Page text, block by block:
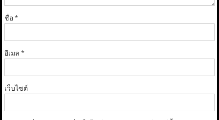
ชื่อ*
อีเมล *
เว็บไซต์